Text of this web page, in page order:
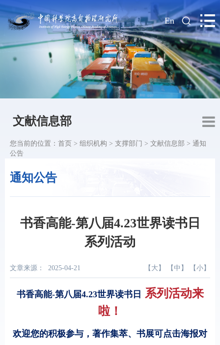
| En
文献信息部
通知公告
您当前的位置： 首页 > 组织机构 > 支撑部门 > 文献信息部 > 通知
公告
书香高能-第八届4.23世界读书日
系列活动
文章来源： 2025-04-21 【 大 】 【 中 】 【 小 】
书香高能-第八届4.23世界读书日
系列活动来
啦！
欢迎您的积极参与， 著作集萃、书展可点击海报对